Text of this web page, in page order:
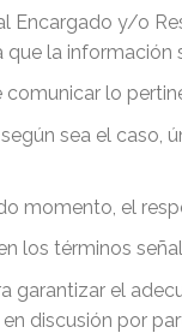
y/o
la
lo
sea el
momento, el
los términos
garantizar el
discusión por